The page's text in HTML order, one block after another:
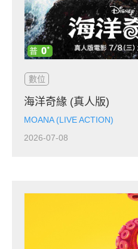
數位
海洋奇緣 (真人版)
MOANA (LIVE ACTION)
2026-07-08